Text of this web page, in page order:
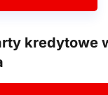
kredytowe